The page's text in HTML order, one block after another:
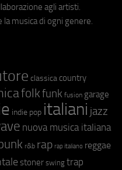
agli artisti.
la musica di ogni genere.
classica country
folkfunk fusion garage
indie pop italiani jazz
nuova musica italiana
r&b rap rap italiano reggae
stoner swing trap